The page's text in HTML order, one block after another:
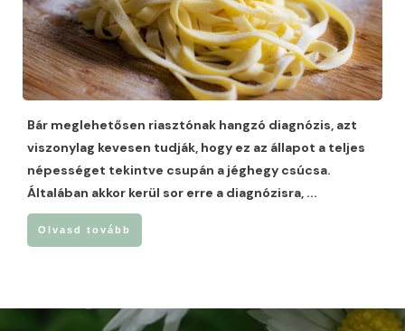
Bár meglehetősen riasztónak hangzó diagnózis, azt
viszonylag kevesen tudják, hogy ez az állapot a teljes
népességet tekintve csupán a jéghegy csúcsa.
Általában akkor kerül sor erre a diagnózisra, ...
Olvasd tovább